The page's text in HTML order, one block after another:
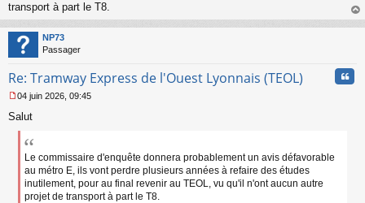
g
n
o
l
u
transport à part le T8.
au
NP73
Passager
Re: Tramway Express de l'Ouest Lyonnais (TEOL)
e
s
04 juin 2026, 09:45
Salut
Le commissaire d'enquête donnera probablement un avis défavorable
au métro E, ils vont perdre plusieurs années à refaire des études
inutilement, pour au final revenir au TEOL, vu qu'il n'ont aucun autre
projet de transport à part le T8.